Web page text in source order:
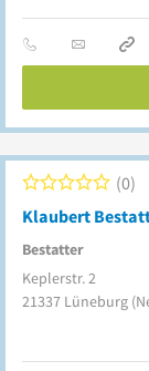
Klaubert
Bestatter
0
Keplerstr. 2
21337 Lüneburg